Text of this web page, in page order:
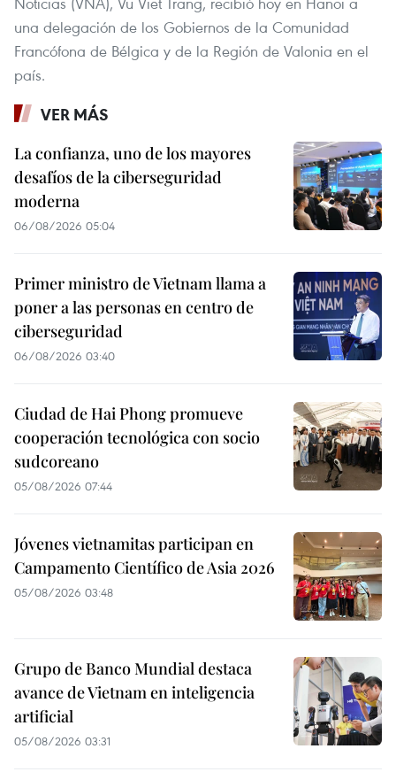
una delegación de los Gobiernos de la Comunidad
Francófona de Bélgica y de la Región de Valonia en el
país.
VER MÁS
La confianza, uno de los mayores
desafíos de la ciberseguridad
moderna
06/08/2026 05:04
Primer ministro de Vietnam llama a
poner a las personas en centro de
ciberseguridad
06/08/2026 03:40
Ciudad de Hai Phong promueve
cooperación tecnológica con socio
sudcoreano
05/08/2026 07:44
Jóvenes vietnamitas participan en
Campamento Científico de Asia 2026
05/08/2026 03:48
Grupo de Banco Mundial destaca
avance de Vietnam en inteligencia
artificial
05/08/2026 03:31